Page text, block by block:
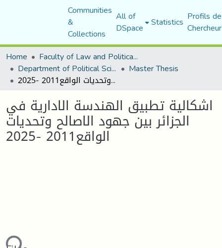
Communities
&
Collections
All of
DSpace Statistics Profils
Home
Faculty of Law and Political Science
Department of Political Sciences Master Thesis
اشكالية تطبيق الهندسة الادارية في الجزائر بين جهود الاصالح وتحديات الواقع2011 -2025
اشكالية تطبيق الهندسة الادارية في
الجزائر بين جهود الاصالح وتحديات
الواقع2011 -2025